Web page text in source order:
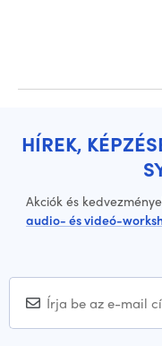
HÍREK,
Akciók és
audio- és videó-